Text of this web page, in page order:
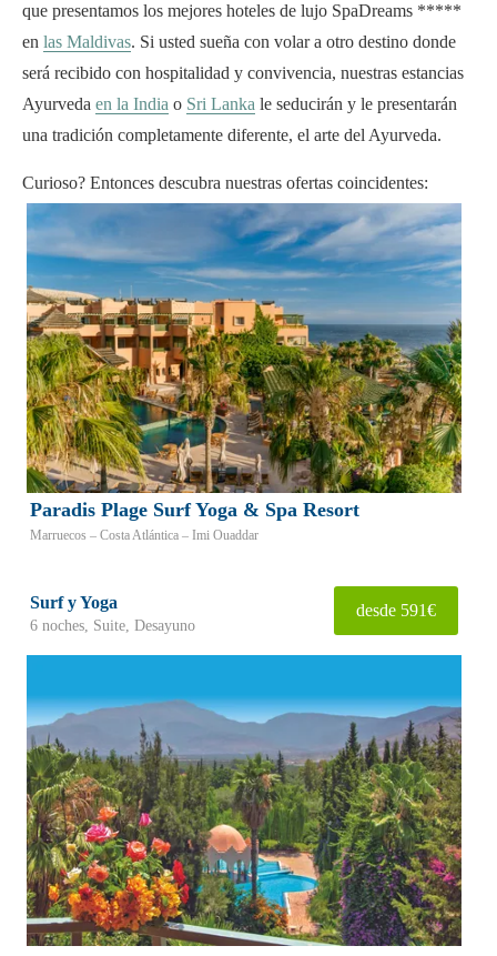
que presentamos los mejores hoteles de lujo SpaDreams *****
en las Maldivas. Si usted sueña con volar a otro destino donde
será recibido con hospitalidad y convivencia, nuestras estancias
Ayurveda en la India o Sri Lanka le seducirán y le presentarán
una tradición completamente diferente, el arte del Ayurveda.
Curioso? Entonces descubra nuestras ofertas coincidentes:
Paradis Plage Surf Yoga & Spa Resort
Marruecos – Costa Atlántica – Imi Ouaddar
Surf y Yoga
6 noches, Suite, Desayuno
desde 591€